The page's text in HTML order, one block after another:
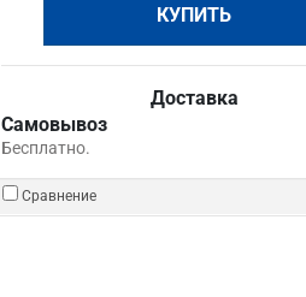
КУПИТЬ
Доставка
Самовывоз
Бесплатно.
Сравнение